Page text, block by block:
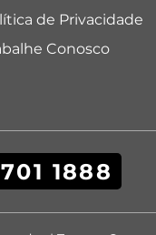
de Privacidade
Conosco
1888